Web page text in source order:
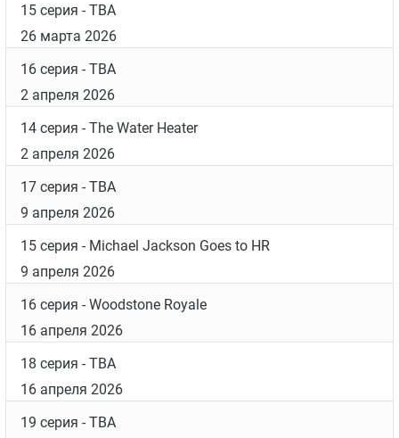
15 серия - TBA
26 марта 2026
16 серия - TBA
2 апреля 2026
14 серия - The Water Heater
2 апреля 2026
17 серия - TBA
9 апреля 2026
15 серия - Michael Jackson Goes to HR
9 апреля 2026
16 серия - Woodstone Royale
16 апреля 2026
18 серия - TBA
16 апреля 2026
19 серия - TBA